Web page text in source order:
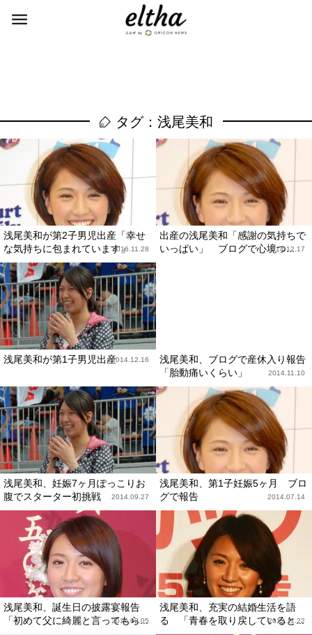
タグ：浅尾美和
浅尾美和が第2子男児出産「幸せ
な気持ちに包まれています」2016.11.28
出産の浅尾美和「感謝の気持ちで
いっぱい」 ブログで心境つ...
2014.12.17
浅尾美和が第1子男児出産2014.12.16
浅尾美和、ブログで産休入り報告
「胎動痛いくらい」
2014.11.10
浅尾美和、妊娠7ヶ月ぽっこりお
腹でスターター初挑戦
2014.09.27
浅尾美和、第1子妊娠5ヶ月 ブロ
グで報告
2014.07.14
浅尾美和、誕生日の披露宴報告
「初めて父に綺麗と言ってもら...
2014.02.05
浅尾美和、充実の結婚生活を語
る 「青春を取り戻していると...
2013.11.22